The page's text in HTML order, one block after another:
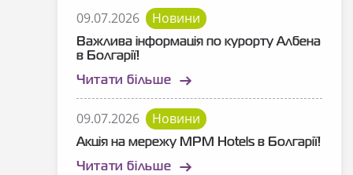
09.07.2026 Новини
Важлива інформація по курорту Албена
в Болгарії!
Читати більше
09.07.2026 Новини
Акція на мережу MPM Hotels в Болгарії!
Читати більше